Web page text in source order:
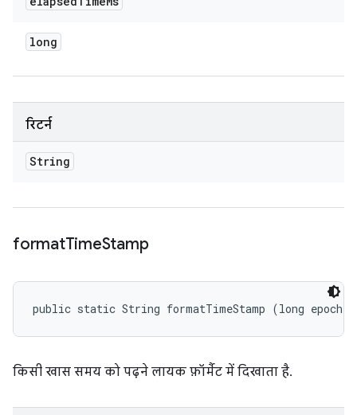
long
रिटर्न
String
formatTimeStamp
public static String formatTimeStamp (long
किसी खास समय को पढ़ने लायक फ़ॉर्मैट में दिखाता है.